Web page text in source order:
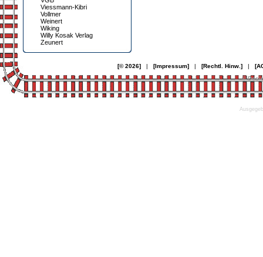
Viessmann-Kibri
Vollmer
Weinert
Wiking
Willy Kosak Verlag
Zeunert
[© 2026]| [Impressum]| [Rechtl. Hinw.]|
©